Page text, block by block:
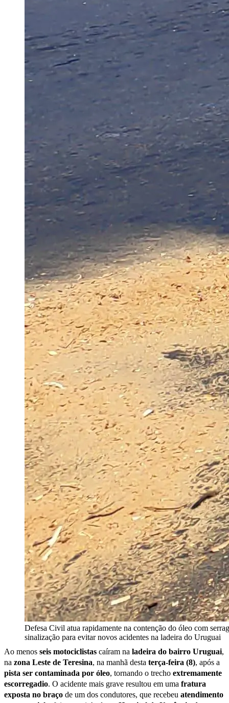
Defesa Civil atua rapidamente na contenção do óleo com
sinalização para evitar novos acidentes na ladeira do Uruguai
Ao menos seis motociclistas caíram na ladeira do bairro Uruguai,
na zona Leste de Teresina, na manhã desta terça-feira (8), após a
pista ser contaminada por óleo, tornando o trecho extremamente
escorregadio. O acidente mais grave resultou em uma fratura
exposta no braço de um dos condutores, que recebeu atendimento